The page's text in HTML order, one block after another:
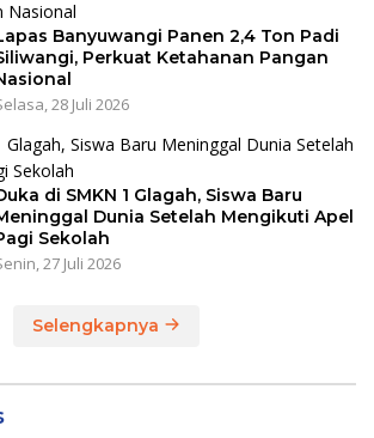
Banyuwangi Panen 2,4 Ton Padi
Perkuat Ketahanan Pangan
28 Juli 2026
di SMKN 1 Glagah, Siswa Baru
Dunia Setelah Mengikuti Apel
Sekolah
27 Juli 2026
Selengkapnya